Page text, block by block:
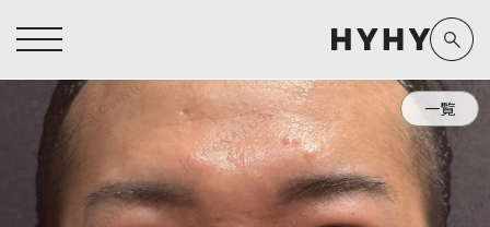
ヒアルロン酸注入症例一覧
医療脱毛症例一覧
運営元情報
よくあるご質問
ヒアルロン酸注入 医療脱毛
一覧